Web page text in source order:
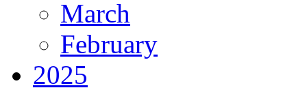
March
February
2025